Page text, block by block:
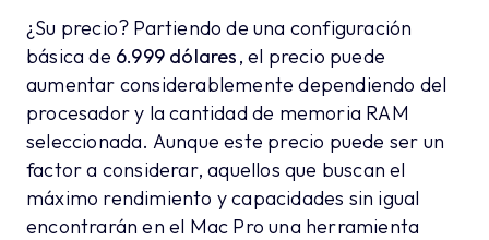
¿Su precio? Partiendo de una configuración
básica de 6.999 dólares, el precio puede
aumentar considerablemente dependiendo del
procesador y la cantidad de memoria RAM
seleccionada. Aunque este precio puede ser un
factor a considerar, aquellos que buscan el
máximo rendimiento y capacidades sin igual
encontrarán en el Mac Pro una herramienta